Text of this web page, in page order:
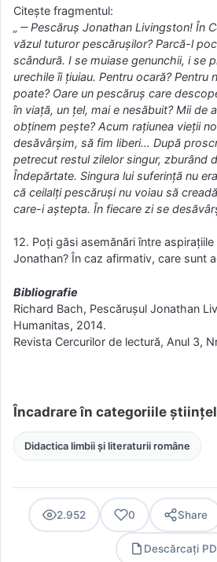
Citeşte fragmentul:
„ ‒ Pescăruş Jonathan Livingston! În
văzul tuturor pescăruşilor? Parcă-l
scândură. I se muiase genunchii, i se
urechile îi ţiuiau. Pentru ocară? Pentru
poate? Oare un pescăruş care
în viaţă, un ţel, mai e nesăbuit? Mii de
obţinem peşte? Acum raţiunea vieţii
desăvârşim, să fim liberi… După
petrecut restul zilelor singur, zburând
Îndepărtate. Singura lui suferinţă nu
că ceilalţi pescăruşi nu voiau să
care-i aştepta. În fiecare zi se
12. Poți găsi asemănări între
Jonathan? În caz afirmativ, care sunt
Bibliografie
Richard Bach, Pescăruşul Jonathan
Humanitas, 2014.
Revista Cercurilor de lectură, Anul 3,
Încadrare în categoriile
Didactica limbii și literaturii române
2.952 0 Share
Descărcați